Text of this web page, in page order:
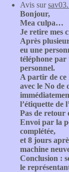
Avis sur
Bonjour,
Mea culpa…
Je retire mes
Après
eu une
téléphone par
personnel.
A partir de ce
avec le No de
l’étiquette de
Pas de retour
Envoi par la
complétée,
et 8 jours
machine
Conclusion :
le